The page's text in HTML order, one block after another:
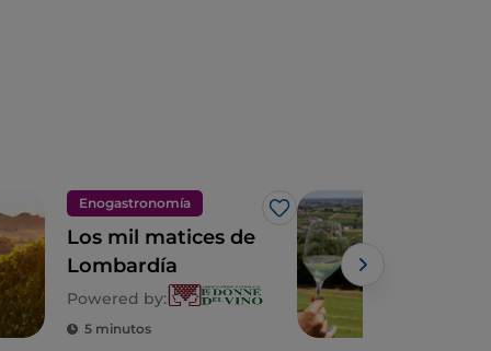
Enogastronomía
Me gusta
Los mil matices de
Lombardía
Powered by:
5 minutos